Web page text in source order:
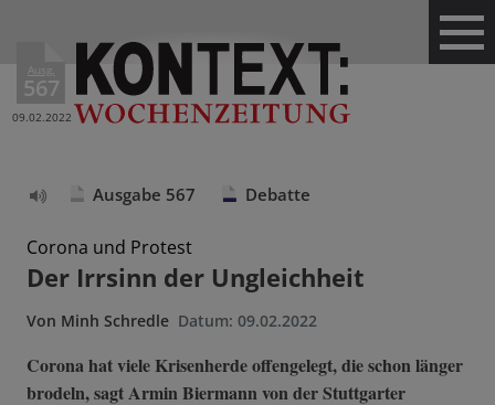
Ausg.
567
09.02.2022
vorlesen
Ausgabe 567 Debatte
Corona und Protest
Der Irrsinn der Ungleichheit
Von Minh Schredle Datum: 09.02.2022
Corona hat viele Krisenherde offengelegt, die schon länger
brodeln, sagt Armin Biermann von der Stuttgarter